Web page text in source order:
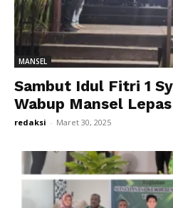
MANSEL
Sambut Idul Fitri 1
Wabup Mansel
redaksi - Maret 30, 2025